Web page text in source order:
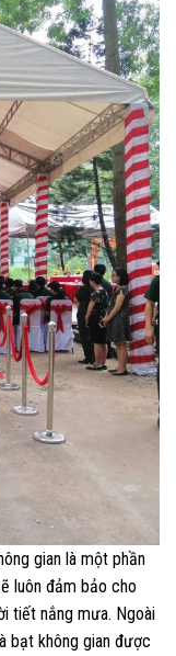
gian là một phần
luôn đảm bảo cho
tiết nắng mưa. Ngoài
bạt không gian được